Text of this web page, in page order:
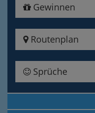
Gewinnen
Routenplan
Sprüche